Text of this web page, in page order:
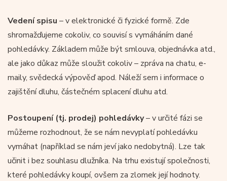
Vedení spisu – v elektronické či fyzické formě. Zde
shromažďujeme cokoliv, co souvisí s vymáháním dané
pohledávky. Základem může být smlouva, objednávka atd.,
ale jako důkaz může sloužit cokoliv – zpráva na chatu, e-
maily, svědecká výpověď apod. Náleží sem i informace o
zajištění dluhu, částečném splacení dluhu atd.
Postoupení (tj. prodej) pohledávky– v určité fázi se
můžeme rozhodnout, že se nám nevyplatí pohledávku
vymáhat (například se nám jeví jako nedobytná). Lze tak
učinit i bez souhlasu dlužníka. Na trhu existují společnosti,
které pohledávky koupí, ovšem za zlomek její hodnoty.